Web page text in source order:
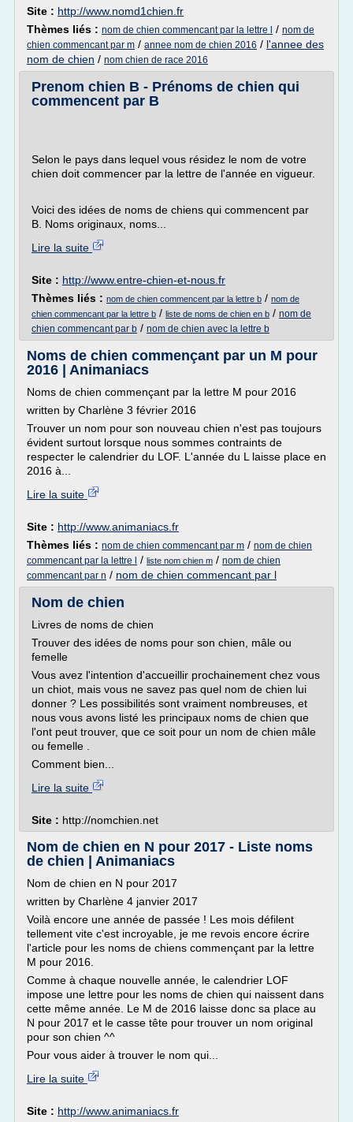
Site : http://www.nomd1chien.fr
Thèmes liés : nom de chien commencant par la lettre l / nom de
chien commencant par m / annee nom de chien 2016 / l'annee des
nom de chien / nom chien de race 2016
Prenom chien B - Prénoms de chien qui
commencent par B
Selon le pays dans lequel vous résidez le nom de votre
chien doit commencer par la lettre de l'année en vigueur.
Voici des idées de noms de chiens qui commencent par
B. Noms originaux, noms...
Lire la suite
Site : http://www.entre-chien-et-nous.fr
Thèmes liés : nom de chien commencent par la lettre b / nom de
chien commencant par la lettre b / liste de noms de chien en b / nom de
chien commencant par b / nom de chien avec la lettre b
Noms de chien commençant par un M pour
2016 | Animaniacs
Noms de chien commençant par la lettre M pour 2016
written by Charlène 3 février 2016
Trouver un nom pour son nouveau chien n'est pas toujours
évident surtout lorsque nous sommes contraints de
respecter le calendrier du LOF. L'année du L laisse place en
2016 à...
Lire la suite
Site : http://www.animaniacs.fr
Thèmes liés : nom de chien commencant par m / nom de chien
commencant par la lettre l
/ liste nom chien m / nom de chien
commencant par n / nom de chien commencant par l
Nom de chien
Livres de noms de chien
Trouver des idées de noms pour son chien, mâle ou
femelle
Vous avez l'intention d'accueillir prochainement chez vous
un chiot, mais vous ne savez pas quel nom de chien lui
donner ? Les possibilités sont vraiment nombreuses, et
nous vous avons listé les principaux noms de chien que
l'ont peut trouver, que ce soit pour un nom de chien mâle
ou femelle .
Comment bien...
Lire la suite
Site : http://nomchien.net
Nom de chien en N pour 2017 - Liste noms
de chien | Animaniacs
Nom de chien en N pour 2017
written by Charlène 4 janvier 2017
Voilà encore une année de passée ! Les mois défilent
tellement vite c'est incroyable, je me revois encore écrire
l'article pour les noms de chiens commençant par la lettre
M pour 2016.
Comme à chaque nouvelle année, le calendrier LOF
impose une lettre pour les noms de chien qui naissent dans
cette même année. Le M de 2016 laisse donc sa place au
N pour 2017 et le casse tête pour trouver un nom original
pour son chien ^^
Pour vous aider à trouver le nom qui...
Lire la suite
Site : http://www.animaniacs.fr